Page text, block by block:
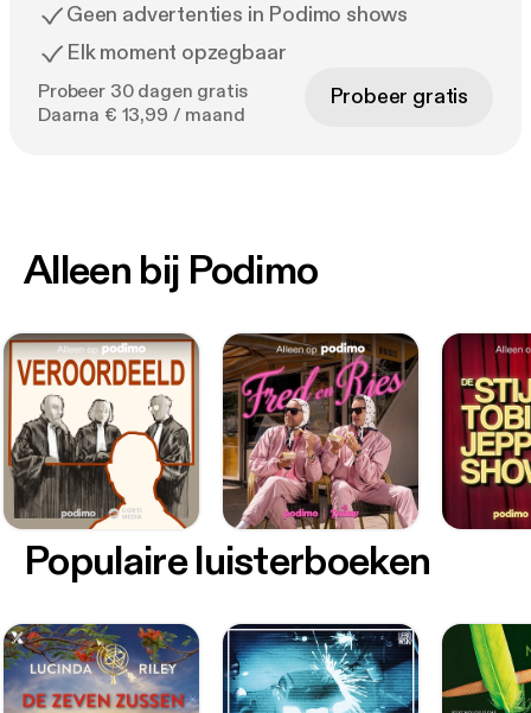
Geen advertenties in Podimo shows
Elk moment opzegbaar
Probeer 30 dagen gratis
Daarna € 13,99 / maand
Probeer gratis
Alleen bij Podimo
Populaire luisterboeken